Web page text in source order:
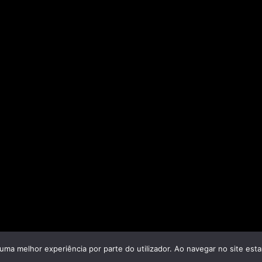
melhor experiência por parte do utilizador. Ao navegar no site